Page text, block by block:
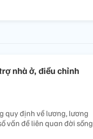
nhà ở, điều chỉnh
quy định về lương, lương
vấn đề liên quan đời sống